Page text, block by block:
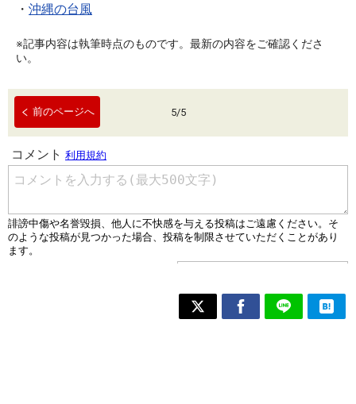
・ 沖縄の台風
※記事内容は執筆時点のものです。最新の内容をご確認くださ
い。
前のページへ 5/5